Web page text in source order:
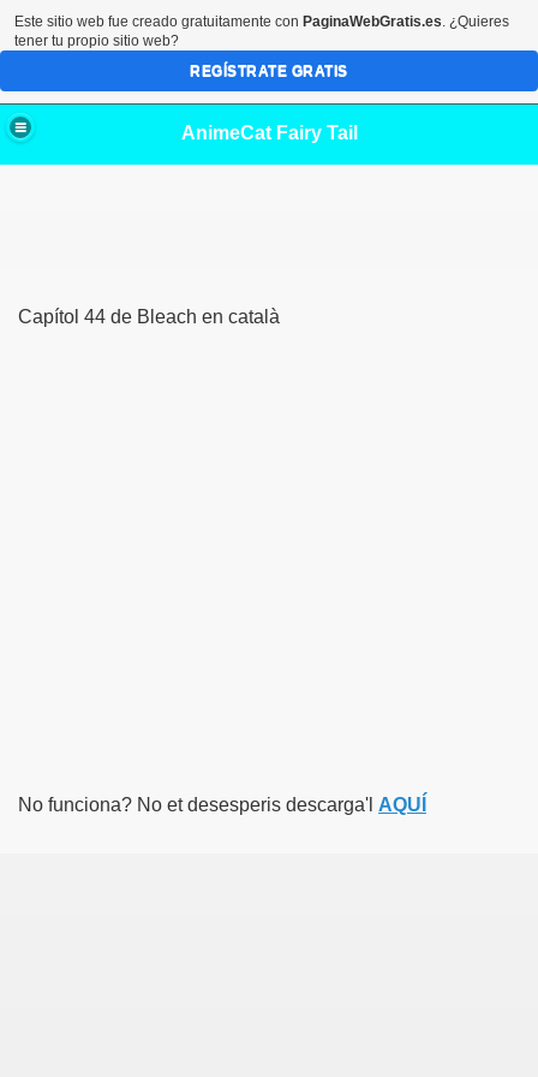
AnimeCat Fairy Tail
Capítol 44 de Bleach en català
No funciona? No et desesperis descarga'l AQUÍ
Este sitio web fue creado gratuitamente con PaginaWebGratis.es. ¿Quieres
tener tu propio sitio web?
REGÍSTRATE GRATIS